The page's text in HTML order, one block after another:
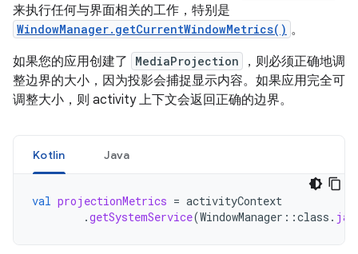
来执行任何与界面相关的工作，特别是
WindowManager.getCurrentWindowMetrics() 。
如果您的应用创建了
MediaProjection
，则必须正确地调
整边界的大小，因为投影会捕捉显示内容。如果应用完全可
调整大小，则 activity 上下文会返回正确的边界。
Kotlin Java
val projectionMetrics = activityContext
.getSystemService(WindowManager ::class .